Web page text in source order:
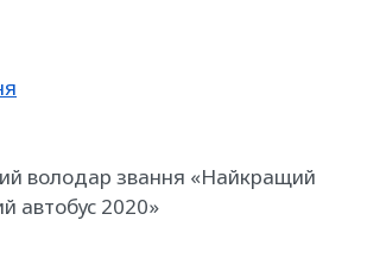
володар звання «Найкращий
автобус 2020»